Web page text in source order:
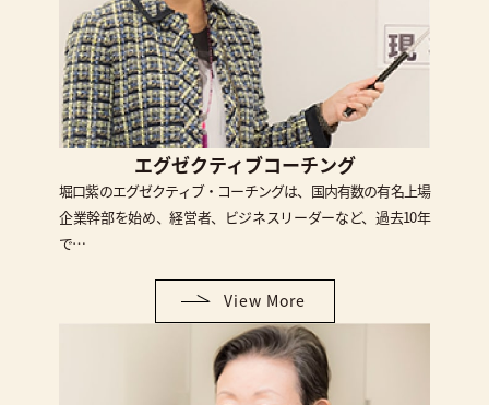
エグゼクティブコーチング
堀口紫のエグゼクティブ・コーチングは、国内有数の有名上場
企業幹部を始め、経営者、ビジネスリーダーなど、過去10年
で…
View More